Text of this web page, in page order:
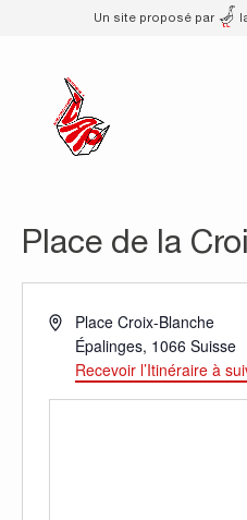
Un site proposé par
Place de la
AdressePlace Croix-Blanche
Épalinges, 1066 Suisse
Recevoir l’Itinéraire à